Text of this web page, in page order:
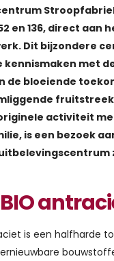
en 136, direct aan
Dit bijzondere
kennismaken met
de bloeiende
activiteit
is een bezoek
is een halfharde